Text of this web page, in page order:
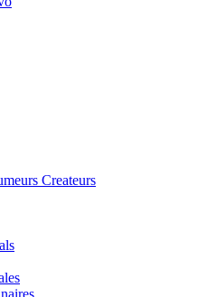
Createurs